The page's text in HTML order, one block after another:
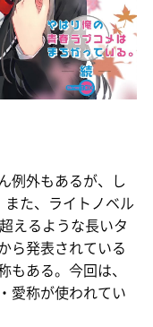
例外もあるが、し
た、ライトノベル
えるような長いタ
ら発表されている
ある。今回は、
愛称が使われてい